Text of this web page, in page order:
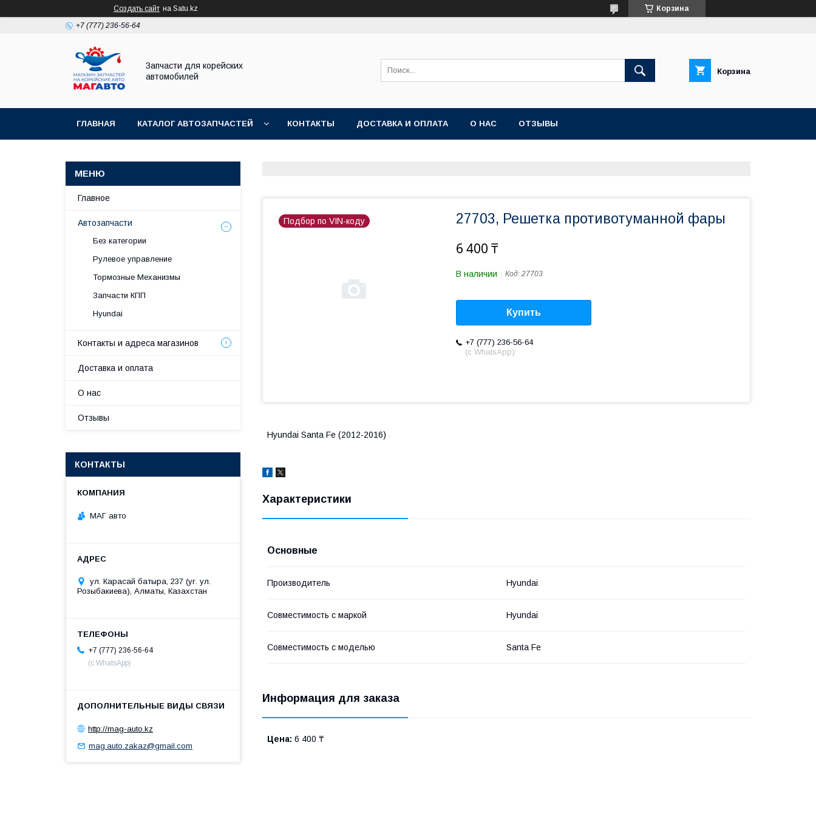
Создать сайт на Satu.kz Корзина
+7 (777) 236-56-64
Запчасти для корейских
автомобилей
Корзина
ГЛАВНАЯ КАТАЛОГ АВТОЗАПЧАСТЕЙ КОНТАКТЫ ДОСТАВКА И ОПЛАТА О НАС ОТЗЫВЫ
Подбор по VIN-коду 27703, Решетка противотуманной фары
6 400 ₸
В наличии Код: 27703
Купить
+7 (777) 236-56-64
(с WhatsApp)
Hyundai Santa Fe (2012-2016)
Характеристики
Основные
Производитель Hyundai
Совместимость с маркой Hyundai
Совместимость с моделью Santa Fe
Информация для заказа
Цена: 6 400 ₸
Главное
Автозапчасти
Без категории
Рулевое управление
Тормозные Механизмы
Запчасти КПП
Hyundai
Контакты и адреса магазинов
Доставка и оплата
О нас
Отзывы
КОНТАКТЫ
МАГ авто
ул. Карасай батыра, 237 (уг. ул.
Розыбакиева), Алматы, Казахстан
+7 (777) 236-56-64
(с WhatsApp)
http://mag-auto.kz
mag.auto.zakaz@gmail.com